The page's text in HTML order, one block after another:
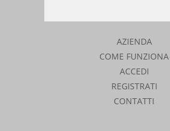
AZIENDA
COME FUNZIONA
ACCEDI
REGISTRATI
CONTATTI